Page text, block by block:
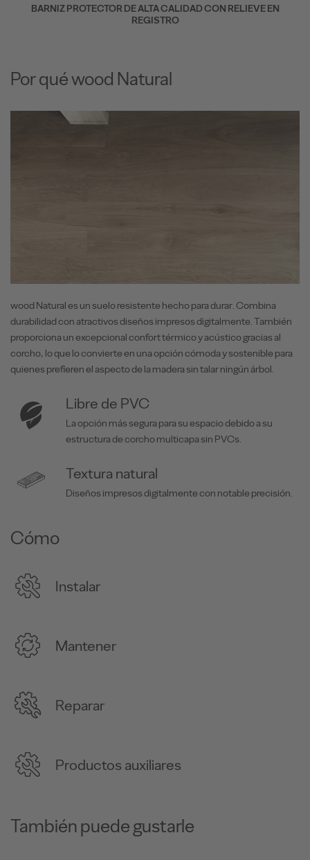
BARNIZ PROTECTOR DE ALTA CALIDAD CON RELIEVE EN
REGISTRO
Por qué wood Natural
wood Natural es un suelo resistente hecho para durar. Combina
durabilidad con atractivos diseños impresos digitalmente. También
proporciona un excepcional confort térmico y acústico gracias al
corcho, lo que lo convierte en una opción cómoda y sostenible para
quienes prefieren el aspecto de la madera sin talar ningún árbol.
Libre de PVC
La opción más segura para su espacio debido a su
estructura de corcho multicapa sin PVCs.
Textura natural
Diseños impresos digitalmente con notable precisión.
Cómo
Instalar
Mantener
Reparar
Productos auxiliares
También puede gustarle